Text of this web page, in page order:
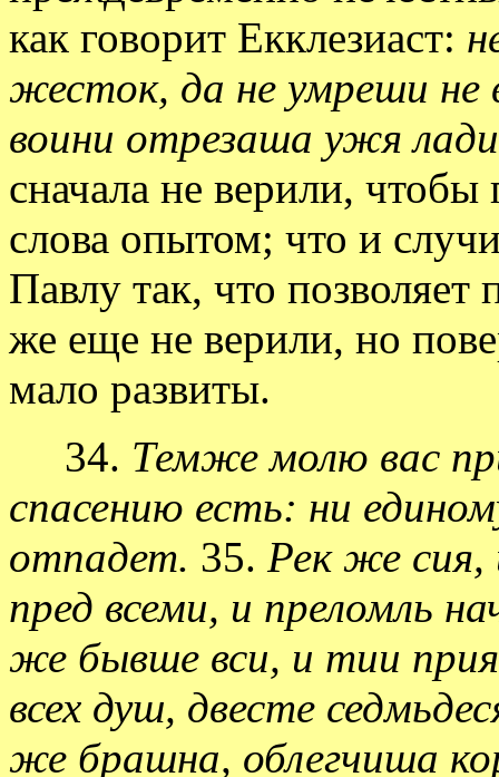
как говорит Екклезиаст:
жесток, да не умреши не
воини отрезаша ужя
сначала не верили,
слова опытом; что и
Павлу так, что
же еще не верили, но
мало развиты.
34. Темже молю вас
спасению есть: ни
отпадет. 35. Рек же сия,
пред всеми, и преломль
же бывше вси, и тии
всех душ, двесте
же брашна, облегчиша